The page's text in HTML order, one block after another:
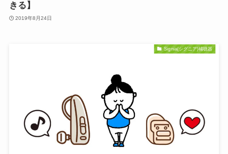
きる】
2019年8月24日
Signia(シグニア)補聴器